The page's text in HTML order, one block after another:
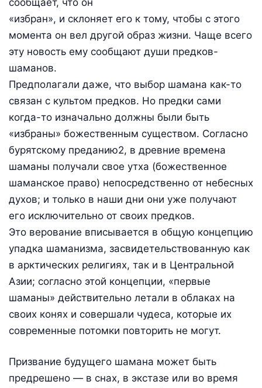
«избран», и склоняет его к тому, чтобы с этого
момента он вел другой образ жизни. Чаще всего
эту новость ему сообщают души предков-
шаманов.
Предполагали даже, что выбор шамана как-то
связан с культом предков. Но предки сами
когда-то изначально должны были быть
«избраны» божественным существом. Согласно
бурятскому преданию2, в древние времена
шаманы получали свое утха (божественное
шаманское право) непосредственно от небесных
духов; и только в наши дни они уже получают
его исключительно от своих предков.
Это верование вписывается в общую концепцию
упадка шаманизма, засвидетельствованную как
в арктических религиях, так и в Центральной
Азии; согласно этой концепции, «первые
шаманы» действительно летали в облаках на
своих конях и совершали чудеса, которые их
современные потомки повторить не могут.
Призвание будущего шамана может быть
предрешено — в снах, в экстазе или во время